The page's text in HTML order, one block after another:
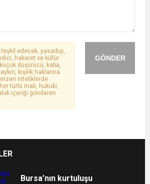
GÖNDER
edecek, yasadışı,
hakaret ve küfür
düşürücü, kaba,
kişilik haklarına
niteliklerde
türlü mali, hukuki,
içeriği gönderen
Bursa’nın kurtuluşu